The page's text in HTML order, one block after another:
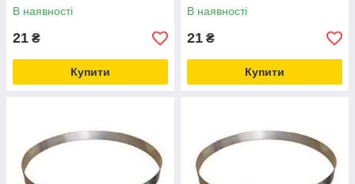
В наявності
21 ₴
Купити
В наявності
21 ₴
Купити